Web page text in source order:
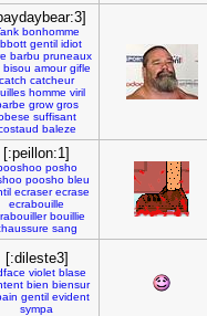
bonhomme
gentil idiot
barbu pruneaux
bisou amour gifle
catch catcheur
homme viril
grow gros
suffisant
baleze
[:peillon:1]
posho
poosho bleu
ecraser ecrase
ecrabouille
bouillie
sang
[:dileste3]
violet blase
bien biensur
gentil evident
sympa